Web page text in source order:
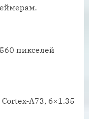
пикселей
A73, 6×1.35